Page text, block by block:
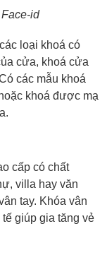
id
loại khoá có
cửa, khoá cửa
các mẫu khoá
khoá được mạ
cấp có chất
villa hay văn
tay. Khóa vân
giúp gia tăng vẻ